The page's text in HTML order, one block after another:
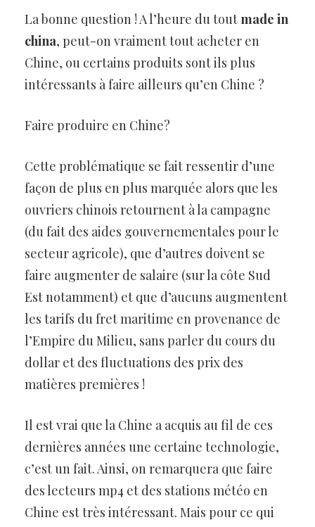
La bonne question ! A l’heure du tout made in
china, peut-on vraiment tout acheter en
Chine, ou certains produits sont ils plus
intéressants à faire ailleurs qu’en Chine ?
Faire produire en Chine?
Cette problématique se fait ressentir d’une
façon de plus en plus marquée alors que les
ouvriers chinois retournent à la campagne
(du fait des aides gouvernementales pour le
secteur agricole), que d’autres doivent se
faire augmenter de salaire (sur la côte Sud
Est notamment) et que d’aucuns augmentent
les tarifs du fret maritime en provenance de
l’Empire du Milieu, sans parler du cours du
dollar et des fluctuations des prix des
matières premières !
Il est vrai que la Chine a acquis au fil de ces
dernières années une certaine technologie,
c’est un fait. Ainsi, on remarquera que faire
des lecteurs mp4 et des stations météo en
Chine est très intéressant. Mais pour ce qui